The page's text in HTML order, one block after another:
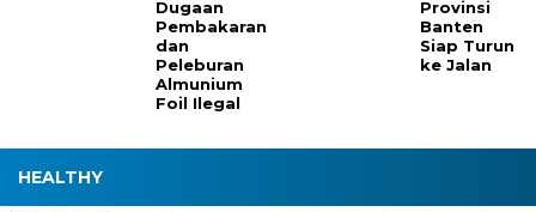
Dugaan
Pembakaran
dan
Peleburan
Almunium
Foil Ilegal
Provinsi
Banten
Siap Turun
ke Jalan
HEALTHY